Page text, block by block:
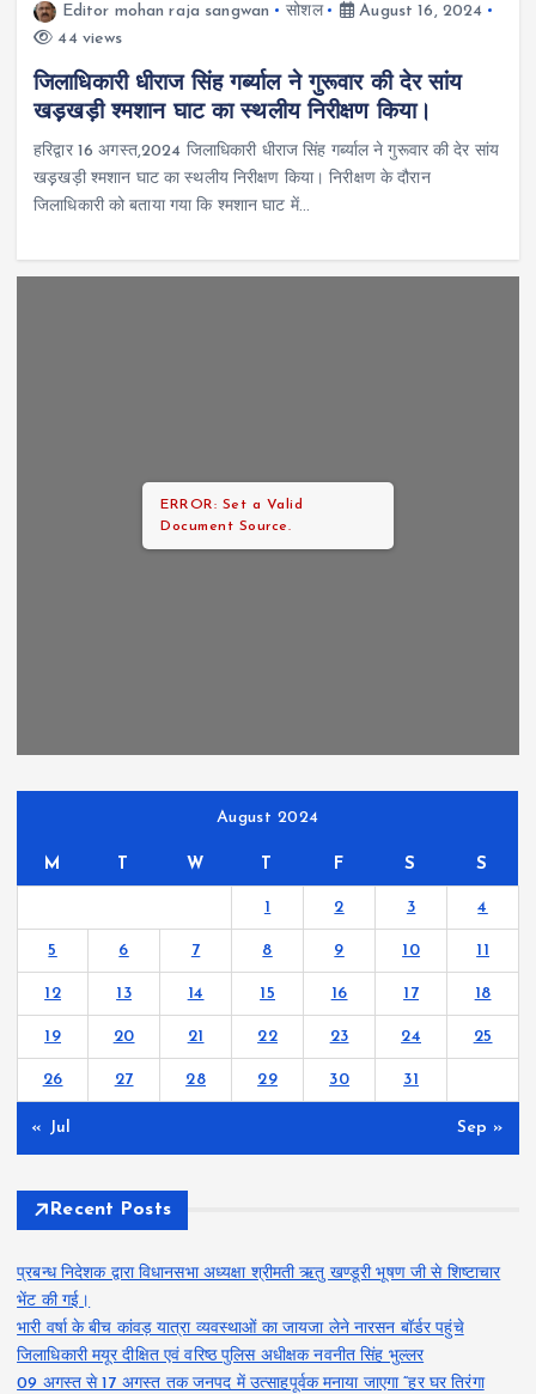
Editor mohan raja sangwan सोशल
August 16, 2024
44 views
जिलाधिकारी धीराज सिंह गर्ब्याल ने गुरूवार की देर सांय
खड़़खड़ी श्मशान घाट का स्थलीय निरीक्षण किया।
हरिद्वार 16 अगस्त,2024 जिलाधिकारी धीराज सिंह गर्ब्याल ने गुरूवार की देर सांय
खड़़खड़ी श्मशान घाट का स्थलीय निरीक्षण किया। निरीक्षण के दौरान
जिलाधिकारी को बताया गया कि श्मशान घाट में…
ERROR: Set a Valid
Document Source.
August 2024
M T W T F S S
1 2 3 4
5 6 7 8 9 10 11
12 13 14 15 16 17 18
19 20 21 22 23 24 25
26 27 28 29 30 31
« Jul Sep »
Recent Posts
प्रबन्ध निदेशक द्वारा विधानसभा अध्यक्षा श्रीमती ऋतु खण्डूरी भूषण जी से शिष्टाचार
भेंट की गई।
भारी वर्षा के बीच कांवड़ यात्रा व्यवस्थाओं का जायजा लेने नारसन बॉर्डर पहुंचे
जिलाधिकारी मयूर दीक्षित एवं वरिष्ठ पुलिस अधीक्षक नवनीत सिंह भुल्लर
09 अगस्त से 17 अगस्त तक जनपद में उत्साहपूर्वक मनाया जाएगा “हर घर तिरंगा